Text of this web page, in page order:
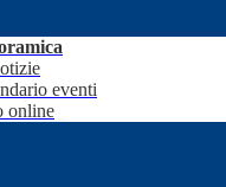
eventi
online